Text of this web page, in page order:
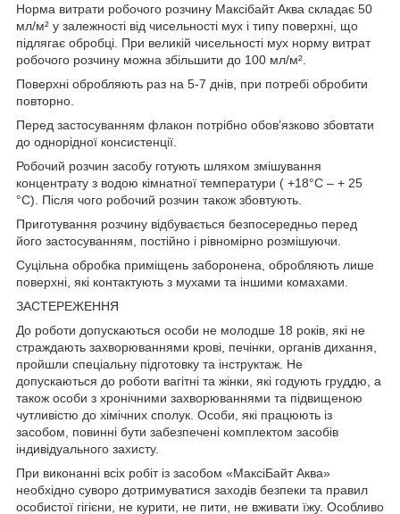
Норма витрати робочого розчину Максібайт Аква складає 50
мл/м² у залежності від чисельності мух і типу поверхні, що
підлягає обробці. При великій чисельності мух норму витрат
робочого розчину можна збільшити до 100 мл/м².
Поверхні обробляють раз на 5-7 днів, при потребі обробити
повторно.
Перед застосуванням флакон потрібно обов’язково збовтати
до однорідної консистенції.
Робочий розчин засобу готують шляхом змішування
концентрату з водою кімнатної температури ( +18°C – + 25
°C). Після чого робочий розчин також збовтують.
Приготування розчину відбувається безпосередньо перед
його застосуванням, постійно і рівномірно розмішуючи.
Суцільна обробка приміщень заборонена, обробляють лише
поверхні, які контактують з мухами та іншими комахами.
ЗАСТЕРЕЖЕННЯ
До роботи допускаються особи не молодше 18 років, які не
страждають захворюваннями крові, печінки, органів дихання,
пройшли спеціальну підготовку та інструктаж. Не
допускаються до роботи вагітні та жінки, які годують груддю, а
також особи з хронічними захворюваннями та підвищеною
чутливістю до хімічних сполук. Особи, які працюють із
засобом, повинні бути забезпечені комплектом засобів
індивідуального захисту.
При виконанні всіх робіт із засобом «МаксіБайт Аква»
необхідно суворо дотримуватися заходів безпеки та правил
особистої гігієни, не курити, не пити, не вживати їжу. Особливо